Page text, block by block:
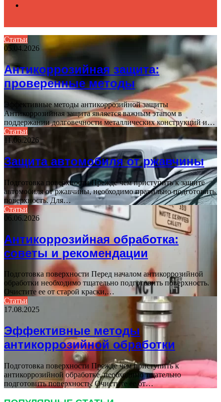
for
Статьи
05.04.2026
Антикоррозийная защита:
проверенные методы
Эффективные методы антикоррозийной защиты
Антикоррозийная защита является важным этапом в
поддержании долговечности металлических конструкций и…
Статьи
11.06.2026
Защита автомобиля от ржавчины
Подготовка поверхности Прежде чем приступить к защите
автомобиля от ржавчины, необходимо правильно подготовить
поверхность. Для…
Статьи
06.06.2026
Антикоррозийная обработка:
советы и рекомендации
Подготовка поверхности Перед началом антикоррозийной
обработки необходимо тщательно подготовить поверхность.
Очистите ее от старой краски,…
Статьи
17.08.2025
Эффективные методы
антикоррозийной обработки
Подготовка поверхности Прежде чем приступить к
антикоррозийной обработке, необходимо тщательно
подготовить поверхность. Очистите ее от…